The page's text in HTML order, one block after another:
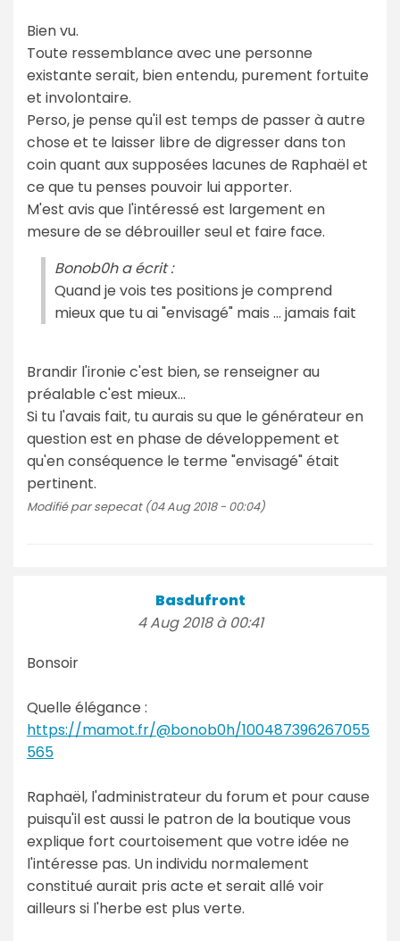
Bien vu.
Toute ressemblance avec une personne
existante serait, bien entendu, purement fortuite
et involontaire.
Perso, je pense qu'il est temps de passer à autre
chose et te laisser libre de digresser dans ton
coin quant aux supposées lacunes de Raphaël et
ce que tu penses pouvoir lui apporter.
M'est avis que l'intéressé est largement en
mesure de se débrouiller seul et faire face.
Bonob0h a écrit :
Quand je vois tes positions je comprend
mieux que tu ai "envisagé" mais ... jamais fait
Brandir l'ironie c'est bien, se renseigner au
préalable c'est mieux...
Si tu l'avais fait, tu aurais su que le générateur en
question est en phase de développement et
qu'en conséquence le terme "envisagé" était
pertinent.
Modifié par sepecat (04 Aug 2018 - 00:04)
Basdufront
4 Aug 2018 à 00:41
Bonsoir
Quelle élégance :
https://mamot.fr/@bonob0h/100487396267055
565
Raphaël, l'administrateur du forum et pour cause
puisqu'il est aussi le patron de la boutique vous
explique fort courtoisement que votre idée ne
l'intéresse pas. Un individu normalement
constitué aurait pris acte et serait allé voir
ailleurs si l'herbe est plus verte.